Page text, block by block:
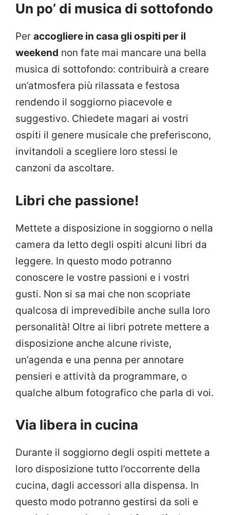
Un po’ di musica di sottofondo
Per accogliere in casa gli ospiti per il
weekend non fate mai mancare una bella
musica di sottofondo: contribuirà a creare
un’atmosfera più rilassata e festosa
rendendo il soggiorno piacevole e
suggestivo. Chiedete magari ai vostri
ospiti il genere musicale che preferiscono,
invitandoli a scegliere loro stessi le
canzoni da ascoltare.
Libri che passione!
Mettete a disposizione in soggiorno o nella
camera da letto degli ospiti alcuni libri da
leggere. In questo modo potranno
conoscere le vostre passioni e i vostri
gusti. Non si sa mai che non scopriate
qualcosa di imprevedibile anche sulla loro
personalità! Oltre ai libri potrete mettere a
disposizione anche alcune riviste,
un’agenda e una penna per annotare
pensieri e attività da programmare, o
qualche album fotografico che parla di voi.
Via libera in cucina
Durante il soggiorno degli ospiti mettete a
loro disposizione tutto l’occorrente della
cucina, dagli accessori alla dispensa. In
questo modo potranno gestirsi da soli e